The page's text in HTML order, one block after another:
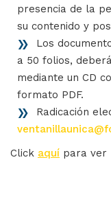
presencia de la
su contenido y
Los
a 50 folios,
mediante un CD
formato PDF.
Radicación
Click aquí para ver